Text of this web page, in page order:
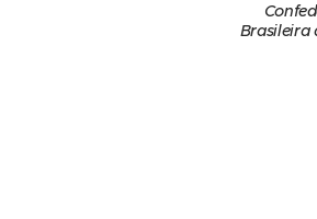
Brasileira